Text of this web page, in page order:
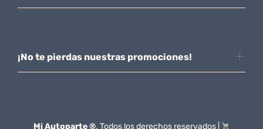
¡No te pierdas nuestras promociones!
Mi Autoparte ®. Todos los derechos reservados |